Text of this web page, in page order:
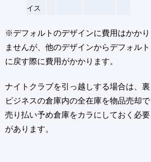
イス
※デフォルトのデザインに費用はかかり
ませんが、他のデザインからデフォルト
に戻す際に費用がかかります。
ナイトクラブを引っ越しする場合は、裏
ビジネスの倉庫内の全在庫を物品売却で
売り払い予め倉庫をカラにしておく必要
があります。